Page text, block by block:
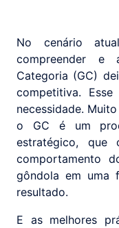
No cenário
compreender e
Categoria (GC)
competitiva.
necessidade.
o GC é um
estratégico,
comportamento
gôndola em uma
resultado.
E as melhores